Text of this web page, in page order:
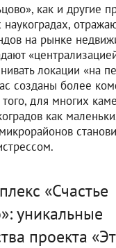
как и другие
на рынке
локации «на
созданы более
для многих
как
«Счастье
уникальные
проекта